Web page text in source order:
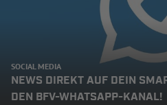
SOCIAL MEDIA
NEWS DIREKT AUF DEIN
DEN BFV-WHATSAPP-KANAL!